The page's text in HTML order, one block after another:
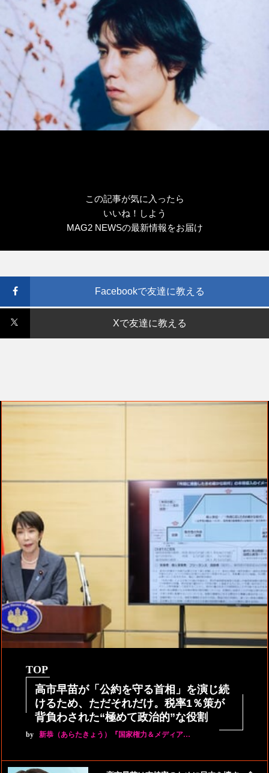
この記事が気に入ったら
いいね！しよう
MAG2 NEWSの最新情報をお届け
Facebookで友達に教える
Xで友達に教える
TOP
高市早苗が「公約を守る首相」を演じ続
けるため、ただそれだけ。税率1％策が
背負わされた“極めて政治的”な役割
by 新恭（あらたきょう）『国家権力＆メディア…